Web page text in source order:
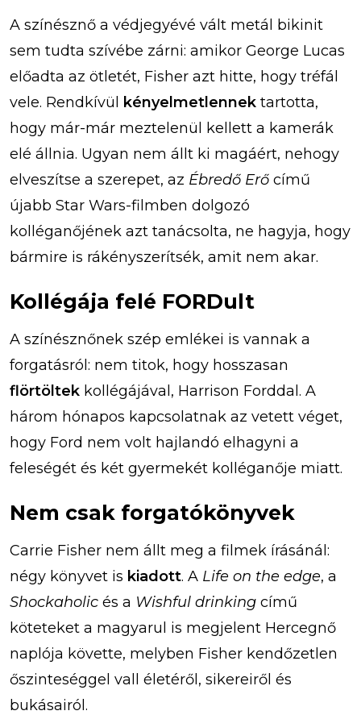
A színésznő a védjegyévé vált metál bikinit
sem tudta szívébe zárni: amikor George Lucas
előadta az ötletét, Fisher azt hitte, hogy tréfál
vele. Rendkívül kényelmetlennek tartotta,
hogy már-már meztelenül kellett a kamerák
elé állnia. Ugyan nem állt ki magáért, nehogy
elveszítse a szerepet, az Ébredő Erő című
újabb Star Wars-filmben dolgozó
kolléganőjének azt tanácsolta, ne hagyja, hogy
bármire is rákényszerítsék, amit nem akar.
Kollégája felé FORDult
A színésznőnek szép emlékei is vannak a
forgatásról: nem titok, hogy hosszasan
flörtöltek kollégájával, Harrison Forddal. A
három hónapos kapcsolatnak az vetett véget,
hogy Ford nem volt hajlandó elhagyni a
feleségét és két gyermekét kolléganője miatt.
Nem csak forgatókönyvek
Carrie Fisher nem állt meg a filmek írásánál:
négy könyvet is kiadott. A Life on the edge, a
Shockaholic és a Wishful drinking című
köteteket a magyarul is megjelent Hercegnő
naplója követte, melyben Fisher kendőzetlen
őszinteséggel vall életéről, sikereiről és
bukásairól.